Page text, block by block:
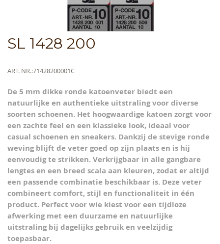
SL 1428 200
Meer
ART. NR.71428200001C
De 5 mm dikke ronde katoenveter biedt een
natuurlijke en authentieke uitstraling voor diverse
soorten schoenen. Het hoogwaardige katoen zorgt voor
een zachte feel en een klassieke look, ideaal voor
casual schoenen en sneakers. Dankzij de stevige ronde
weving blijft de veter goed op zijn plaats en is hij
eenvoudig te strikken. Verkrijgbaar in alle gangbare
lengtes en een breed scala aan kleuren, zodat er altijd
een passende combinatie beschikbaar is. Deze veter
combineert comfort, stijl en functionaliteit in één
product. Perfect voor wie kiest voor een tijdloze
afwerking met een duurzame en natuurlijke
uitstraling bij dagelijks gebruik en veelzijdig
toepasbaar.
images
gallery